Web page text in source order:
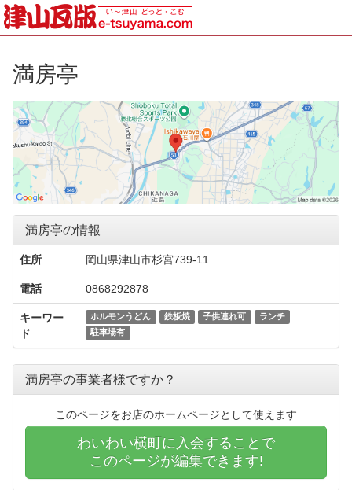
満房亭
満房亭の情報
住所 岡山県津山市杉宮739-11
電話 0868292878
キーワー
ド
ホルモンうどん 鉄板焼 子供連れ可
ランチ
駐車場有
満房亭の事業者様ですか？
このページをお店のホームページとして使えます
わいわい横町に入会することで
このページが編集できます!